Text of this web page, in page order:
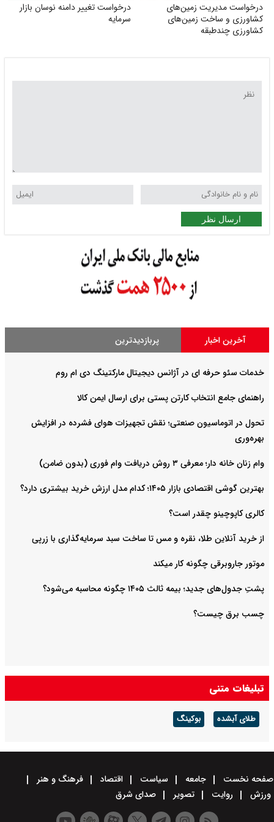
درخواست مدیریت زمین‌های
کشاورزی و ساخت زمین‌های
کشاورزی چندطبقه
درخواست تغییر دامنه نوسان بازار
سرمایه
ارسال نظر
آخرین اخبار پربازدیدترین
خدمات سئو حرفه ای در آژانس دیجیتال مارکتینگ دی ام روم
راهنمای جامع انتخاب کارتن پستی برای ارسال ایمن کالا
تحول در اتوماسیون صنعتی؛ نقش تجهیزات هوای فشرده در افزایش
بهره‌وری
وام زنان خانه دار؛ معرفی ۳ روش دریافت وام فوری (بدون ضامن)
بهترین گوشی اقتصادی بازار ۱۴۰۵؛ کدام مدل ارزش خرید بیشتری دارد؟
کالری کاپوچینو چقدر است؟
از خرید آنلاین طلا، نقره و مس تا ساخت سبد سرمایه‌گذاری با زرپی
موتور جاروبرقی چگونه کار میکند
پشتِ جدول‌های جدید؛ بیمه ثالث ۱۴۰۵ چگونه محاسبه می‌شود؟
چسب برق چیست؟
تبلیغات متنی
طلای آبشده بوکینگ
صفحه نخست جامعه سیاست اقتصاد
فرهنگ و هنر
ورزش
روایت تصویر صدای شرق